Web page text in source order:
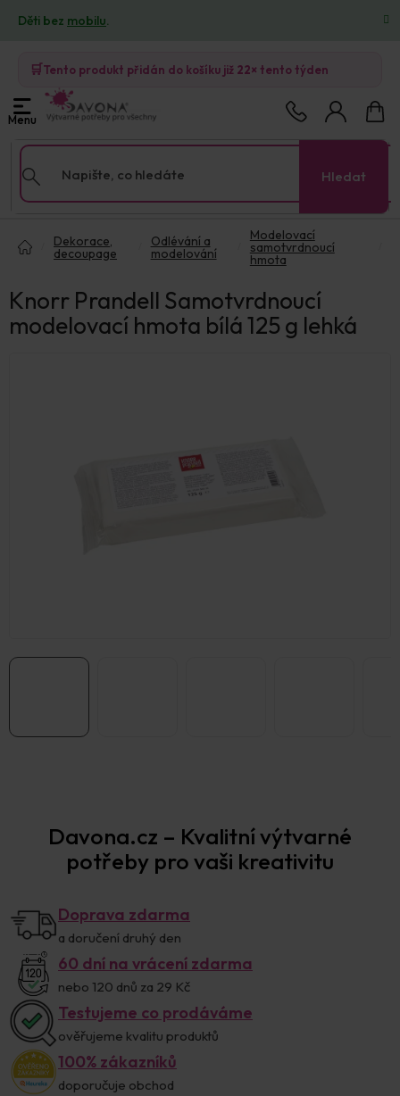
obsah
Děti bez mobilu.
🛒Tento produkt přidán do košíku již 22× tento týden
Hledat
košík
Dekorace,
decoupage
Odlévání a
modelování
Modelovací
samotvrdnoucí
hmota
Knorr Prandell Samotvrdnoucí
modelovací hmota bílá 125 g lehká
Davona.cz – Kvalitní výtvarné
potřeby pro vaši kreativitu
Doprava zdarma
a doručení druhý den
60 dní na vrácení zdarma
nebo 120 dnů za 29 Kč
Testujeme co prodáváme
ověřujeme kvalitu produktů
100% zákazníků
doporučuje obchod